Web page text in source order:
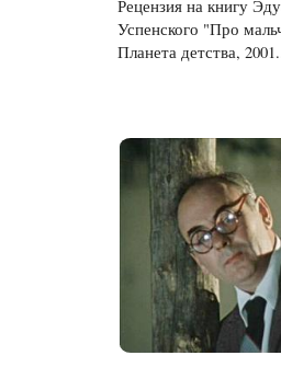
Рецензия на книгу
Успенского "Про
Планета детства,